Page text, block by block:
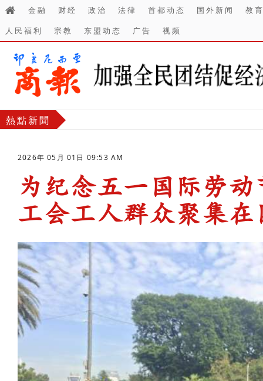
金融 财经 政治 法律 首都动态 国外新闻
教
人民福利
宗教 东盟动态 广告 视频
熱點新聞
2026年 05月 01日 09:53 AM
为纪念五一国际劳
工会工人群众聚集